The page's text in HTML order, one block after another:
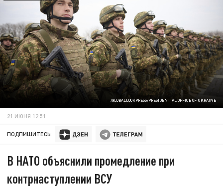
/GLOBALLOOKPRESS/PRESIDENTIAL OFFICE OF UKRAINE
21 ИЮНЯ 12:51
ПОДПИШИТЕСЬ:
В НАТО объяснили промедление при
контрнаступлении ВСУ